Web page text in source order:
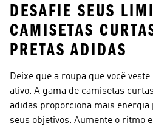
DESAFIE SEUS
CAMISETAS
PRETAS ADIDAS
Deixe que a roupa que você
ativo. A gama de camisetas
adidas proporciona mais energia
seus objetivos. Aumente o ritmo